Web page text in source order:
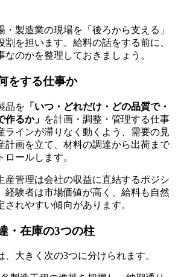
・製造業の現場を「後ろから支える」
割を担います。給料の話をする前に、
なのかを整理しておきましょう。
をする仕事か
品を 「いつ・どれだけ・どの品質で・
作るか」 を計画・調整・管理する仕事
ラインが滞りなく動くよう、需要の見
計画を立て、材料の調達から出荷まで
ールします。
産管理は会社の収益に直結するポジシ
経験者は市場価値が高く、給料も自然
されやすい傾向があります。
・在庫の3つの柱
、大きく次の3つに分けられます。